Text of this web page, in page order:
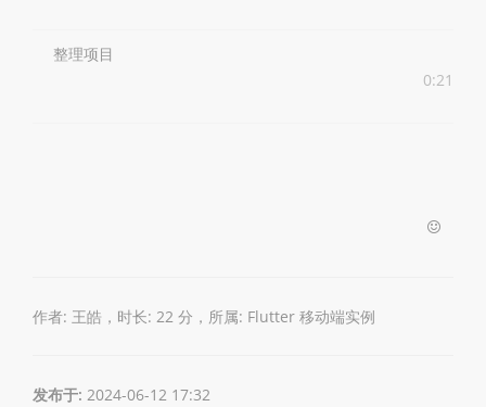
整理项目
0:21
作者: 王皓，时长: 22 分，所属: Flutter 移动端实例
发布于: 2024-06-12 17:32